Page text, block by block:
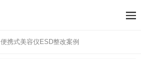
便携式美容仪ESD整改案例